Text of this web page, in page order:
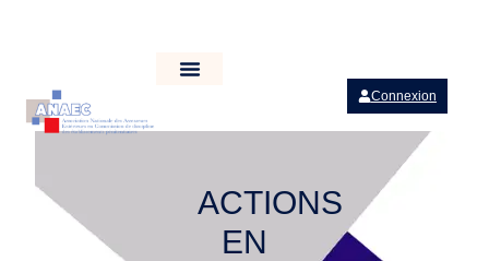
Connexion
ACTIONS
EN